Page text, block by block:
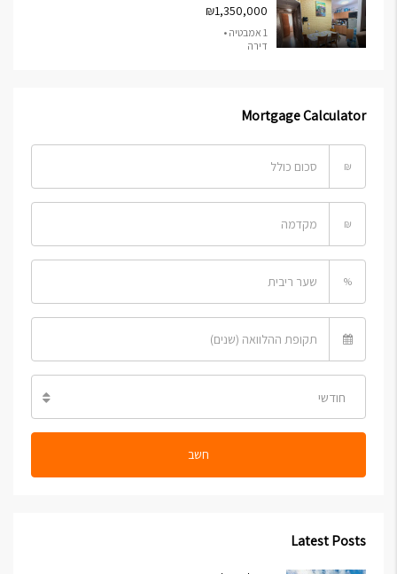
₪1,350,000
1 אמבטיה •
דירה
Mortgage Calculator
₪
₪
%
חודשי
חשב
Latest Posts